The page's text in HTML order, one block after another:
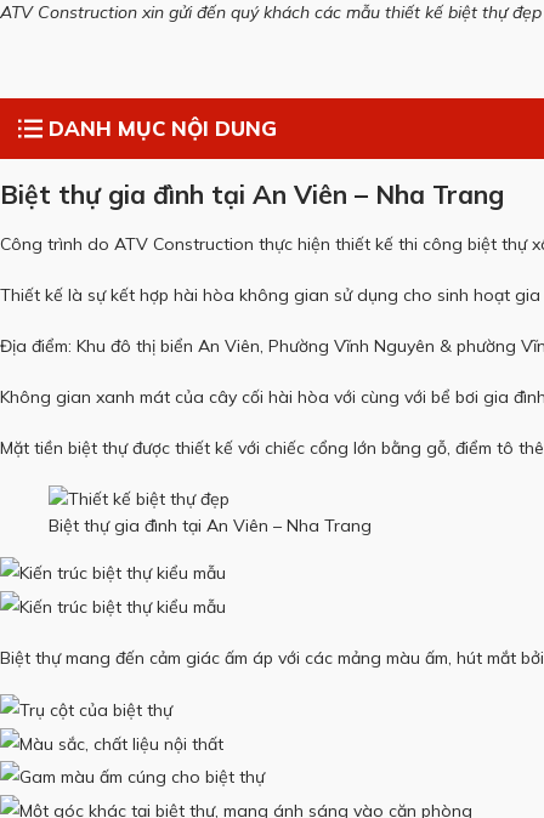
ATV Construction xin gửi đến quý khách các mẫu thiết kế biệt thự
DANH MỤC NỘI DUNG
Biệt thự gia đình tại An Viên – Nha Trang
Công trình do ATV Construction thực hiện thiết kế thi công biệt thự
Thiết kế là sự kết hợp hài hòa không gian sử dụng cho sinh hoạt
Địa điểm: Khu đô thị biển An Viên, Phường Vĩnh Nguyên & phường
Không gian xanh mát của cây cối hài hòa với cùng với bể bơi gia
Mặt tiền biệt thự được thiết kế với chiếc cổng lớn bằng gỗ, điểm tô
Biệt thự gia đình tại An Viên – Nha Trang
Biệt thự mang đến cảm giác ấm áp với các mảng màu ấm, hút mắt